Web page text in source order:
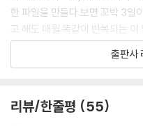
___파이썬 패키지 설치
___[좀 더 알아보기] 아나콘다
___데이터 프레임 생성하기
___행과 열 추가 및 삭제하기
4.2 텍스트 함수
한 파일을 만들다 보면 꼬박 3일
고 해도 매월 똑같이 반복되는 이
새로 입사한 P사원이 끙끙 앓는
에 해결할 수 있다고 합니다. 과
PART 01: 꼭 필요한 문법만 배
출판사
리뷰/한줄평 55